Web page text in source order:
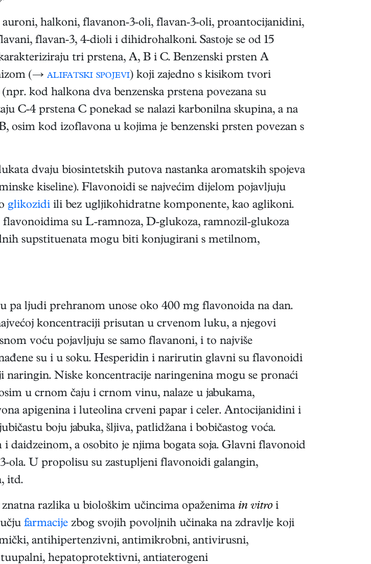
halkoni, flavanon-3-oli, flavan-3-oli, proantocijanidini,
flavan-3, 4-dioli i dihidrohalkoni. Sastoje se od 15
tri prstena, A, B i C. Benzenski prsten A
(→ alifatski spojevi) koji zajedno s kisikom tvori
kod halkona dva benzenska prstena povezana su
C-4 prstena C ponekad se nalazi karbonilna skupina, a na
osim kod izoflavona u kojima je benzenski prsten povezan s
dvaju biosintetskih putova nastanka aromatskih spojeva
kiseline). Flavonoidi se najvećim dijelom pojavljuju
glikozidi ili bez ugljikohidratne komponente, kao aglikoni.
su L-ramnoza, D-glukoza, ramnozil-glukoza
supstituenata mogu biti konjugirani s metilnom,
ljudi prehranom unose oko 400 mg flavonoida na dan.
koncentraciji prisutan u crvenom luku, a njegovi
voću pojavljuju se samo flavanoni, i to najviše
su i u soku. Hesperidin i narirutin glavni su flavonoidi
Niske koncentracije naringenina mogu se pronaći
u crnom čaju i crnom vinu, nalaze u jabukama,
apigenina i luteolina crveni papar i celer. Antocijanidini i
boju jabuka, šljiva, patlidžana i bobičastog voća.
daidzeinom, a osobito je njima bogata soja. Glavni flavonoid
ola. U propolisu su zastupljeni flavonoidi galangin,
itd.
razlika u biološkim učincima opaženima in vitroi
farmacije zbog svojih povoljnih učinaka na zdravlje koji
antihipertenzivni, antimikrobni, antivirusni,
hepatoprotektivni, antiaterogeni